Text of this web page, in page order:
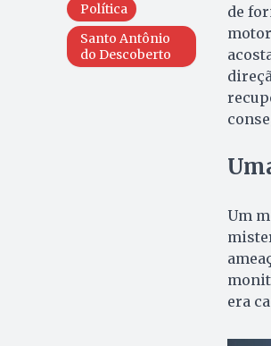
Política
Santo Antônio
do Descoberto
de
Um
era